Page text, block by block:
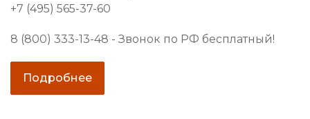
+7 (495) 565-37-60
8 (800) 333-13-48 - Звонок по РФ бесплатный!
Подробнее